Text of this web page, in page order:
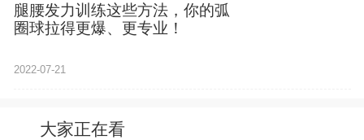
腿腰发力训练这些方法，你的弧
圈球拉得更爆、更专业！
2022-07-21
大家正在看